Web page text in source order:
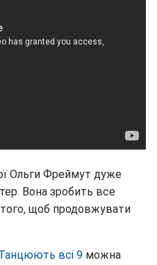
Ольги Фреймут дуже
Вона зробить все
щоб продовжувати
всі 9 можна